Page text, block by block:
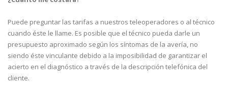
Puede preguntar las tarifas a nuestros teleoperadores o al técnico
cuando éste le llame. Es posible que el técnico pueda darle un
presupuesto aproximado según los síntomas de la avería, no
siendo éste vinculante debido a la imposibilidad de garantizar el
acierto en el diagnóstico a través de la descripción telefónica del
cliente.